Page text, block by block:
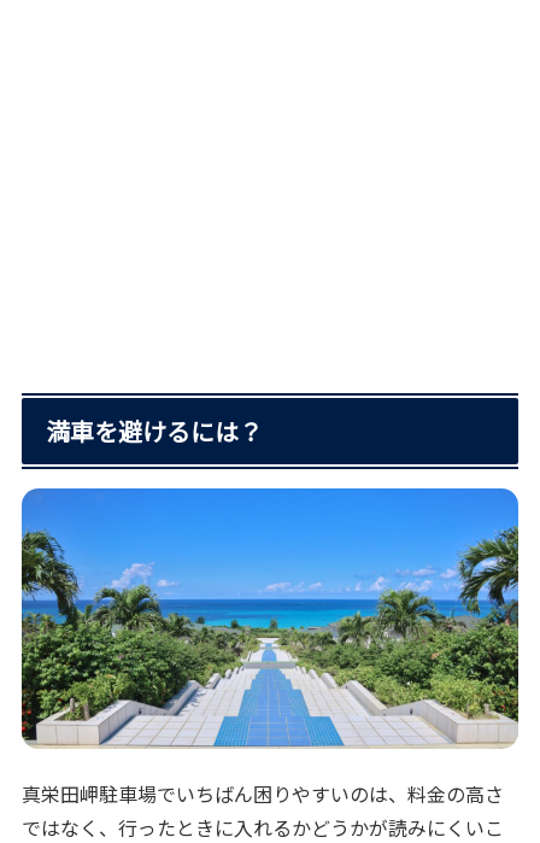
満車を避けるには？
真栄田岬駐車場でいちばん困りやすいのは、料金の高さ
ではなく、行ったときに入れるかどうかが読みにくいこ